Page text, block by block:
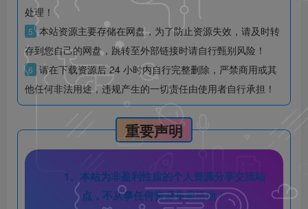
处理！
5 本站资源主要存储在网盘，为了防止资源失效，请及时转
存到您自己的网盘，跳转至外部链接时请自行甄别风险！
6 请在下载资源后 24 小时内自行完整删除，严禁商用或其
他任何非法用途，违规产生的一切责任由使用者自行承担！
重要声明
1、本站为非盈利性质的个人资源分享交流站
点，不从事任何资源售卖活动！